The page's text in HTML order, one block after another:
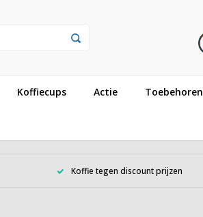
Koffiecups Actie Toebehoren
Koffie tegen discount prijzen